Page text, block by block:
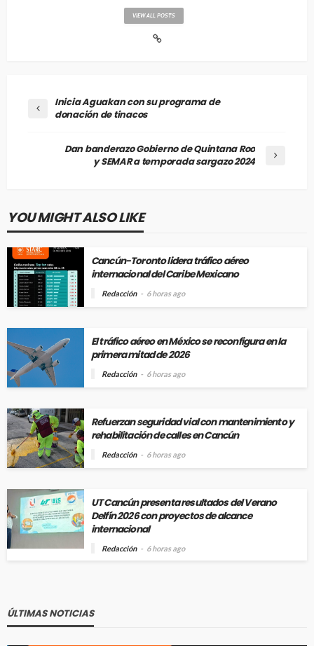
VIEW ALL POSTS
Inicia Aguakan con su programa de
donación de tinacos
Dan banderazo Gobierno de Quintana Roo
y SEMAR a temporada sargazo 2024
YOU MIGHT ALSO LIKE
Cancún-Toronto lidera tráfico aéreo
internacional del Caribe Mexicano
Redacción 6 horas ago
El tráfico aéreo en México se reconfigura en la
primera mitad de 2026
Redacción 6 horas ago
Refuerzan seguridad vial con mantenimiento y
rehabilitación de calles en Cancún
Redacción 6 horas ago
UT Cancún presenta resultados del Verano
Delfín 2026 con proyectos de alcance
internacional
Redacción 6 horas ago
ÚLTIMAS NOTICIAS